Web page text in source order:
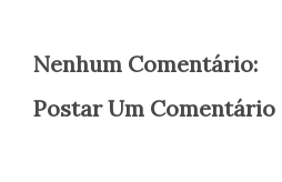
Nenhum Comentário:
Postar Um Comentário